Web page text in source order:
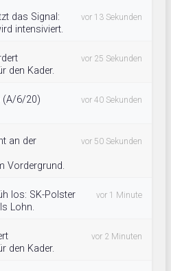
das Signal:
intensiviert.
vor 13 Sekunden
den Kader.
vor 25 Sekunden
(A/6/20)
vor 40 Sekunden
an der
Vordergrund.
vor 50 Sekunden
los: SK-Polster
Lohn.
vor 1 Minute
den Kader.
vor 2 Minuten